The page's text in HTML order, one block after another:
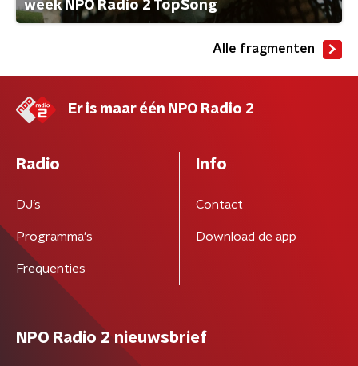
week NPO Radio 2 TopSong
Alle fragmenten
Er is maar één NPO Radio 2
Radio
DJ’s
Programma's
Frequenties
Info
Contact
Download de app
NPO Radio 2 nieuwsbrief